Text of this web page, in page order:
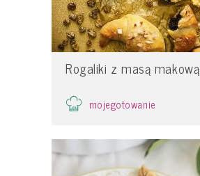
Rogaliki z masą makową
mojegotowanie